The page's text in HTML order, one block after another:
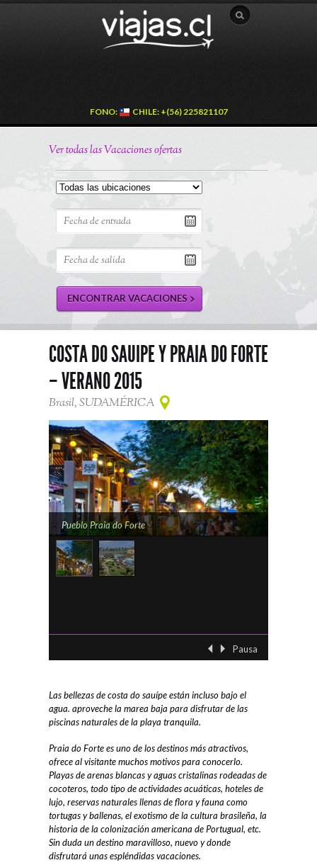
FONO: CHILE: +(56) 225821107
Ver todas las Vacaciones ofertas
COSTA DO SAUIPE Y PRAIA DO FORTE
– VERANO 2015
Brasil, SUDAMÉRICA
Pueblo Praia do Forte
Iberostar Praia Do Forte
Pausa
Las bellezas de costa do sauípe están incluso bajo el
agua. aproveche la marea baja para disfrutar de las
piscinas naturales de la playa tranquila.
Praia do Forte es uno de los destinos más atractivos,
ofrece al visitante muchos motivos para conocerlo.
Playas de arenas blancas y aguas cristalinas rodeadas de
cocoteros, todo tipo de actividades acuáticas, hoteles de
lujo, reservas naturales llenas de flora y fauna como
tortugas y ballenas, el exotismo de la cultura brasileña, la
historia de la colonización americana de Portugual, etc.
Sin duda un destino maravilloso, nuevo y donde
disfrutará unas espléndidas vacaciones.